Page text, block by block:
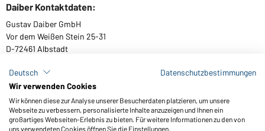
Daiber Kontaktdaten:
Gustav Daiber GmbH
Vor dem Weißen Stein 25-31
D-72461 Albstadt
Kataloge herunterladen oder bestellen
Zu den Katalogen
Deutsch
Datenschutzbestimmungen
Wir verwenden Cookies
Wir können diese zur Analyse unserer Besucherdaten platzieren, um unsere
Webseite zu verbessern, personalisierte Inhalte anzuzeigen und Ihnen ein
großartiges Webseiten-Erlebnis zu bieten. Für weitere Informationen zu den von
uns verwendeten Cookies öffnen Sie die Einstellungen.